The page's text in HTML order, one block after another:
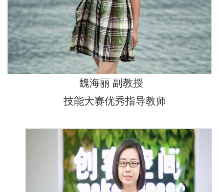
魏海丽 副教授
技能大赛优秀指导教师